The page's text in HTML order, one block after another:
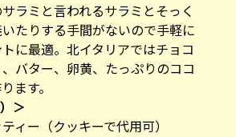
ラミと言われるサラミとそっく
たりする手間がないので手軽に
に最適。北イタリアではチョコ
バター、卵黄、たっぷりのココ
ます。
＞
ィー（クッキーで代用可）